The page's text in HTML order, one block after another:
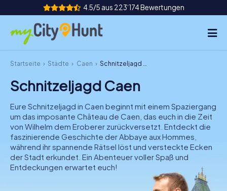
4.5/5 aus 223‘174 Bewertungen
So funktioniert's
Städte
Touren
Teamevent
Tickets
DE
Startseite Städte Caen Schnitzeljagd Caen
Schnitzeljagd Caen
Eure Schnitzeljagd in Caen beginnt mit einem Spaziergang
um das imposante Château de Caen, das euch in die Zeit
von Wilhelm dem Eroberer zurückversetzt. Entdeckt die
faszinierende Geschichte der Abbaye aux Hommes,
während ihr spannende Rätsel löst und versteckte Ecken
der Stadt erkundet. Ein Abenteuer voller Spaß und
Entdeckungen erwartet euch!